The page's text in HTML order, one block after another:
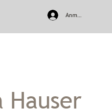
Anmelden
Hauser